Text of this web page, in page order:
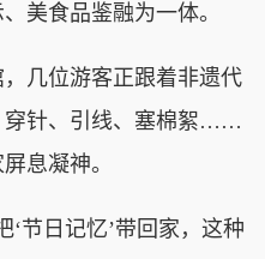
美食品鉴融为一体。
几位游客正跟着非遗代
穿针、引线、塞棉絮……
息凝神。
日记忆’带回家，这种